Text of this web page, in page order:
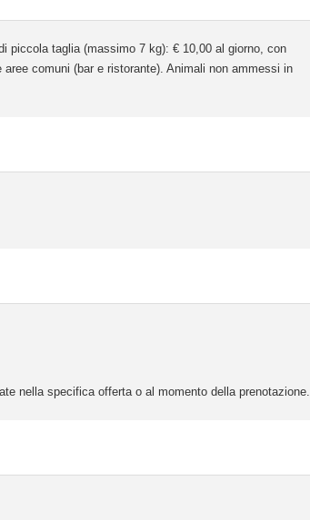
piccola taglia (massimo 7 kg): € 10,00 al giorno, con
comuni (bar e ristorante). Animali non ammessi in
nella specifica offerta o al momento della prenotazione.